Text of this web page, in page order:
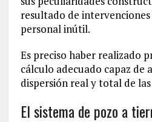
resultado de
personal inútil.
Es preciso haber realizado
cálculo adecuado capaz de
dispersión real y total de
El sistema de pozo a